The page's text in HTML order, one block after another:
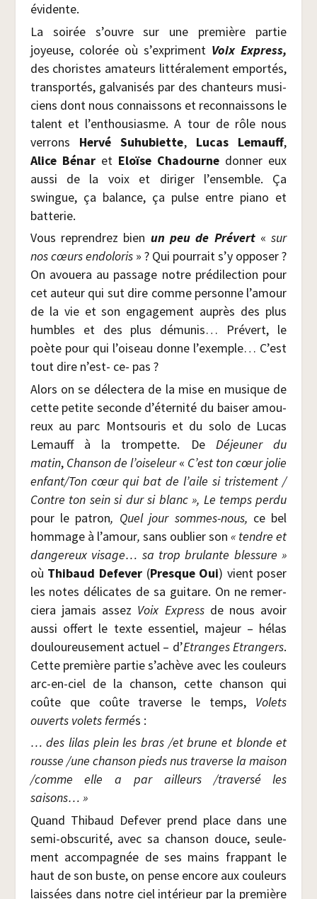
évidente.
La soi­rée s’ouvre sur une pre­mière par­tie
joyeuse, colo­rée où s’expriment Voix Express,
des cho­ristes ama­teurs lit­té­ra­le­ment empor­tés,
trans­por­tés, gal­va­ni­sés par des chan­teurs musi­
ciens dont nous connais­sons et recon­nais­sons le
talent et l’enthousiasme. A tour de rôle nous
ver­rons Her­vé Suhu­biette, Lucas Lemauff,
Alice Bénaret Eloïse Cha­dourne don­ner eux
aus­si de la voix et diri­ger l’ensemble. Ça
swingue, ça balance, ça pulse entre pia­no et
batterie.
Vous repren­drez bien un peu de Pré­vert«sur
nos cœurs endo­lo­ris» ? Qui pour­rait s’y oppo­ser ?
On avoue­ra au pas­sage notre pré­di­lec­tion pour
cet auteur qui sut dire comme per­sonne l’amour
de la vie et son enga­ge­ment auprès des plus
humbles et des plus dému­nis… Pré­vert, le
poète pour qui l’oiseau donne l’exemple… C’est
tout dire n’est- ce- pas ?
Alors on se délec­te­ra de la mise en musique de
cette petite seconde d’éternité du bai­ser amou­
reux au parc Mont­sou­ris et du solo de Lucas
Lemauff à la trom­pette. DeDéjeu­ner du
matin, Chan­son de l’oiseleur« C’est ton cœur jolie
enfant/​Ton cœur qui bat de l’aile si tris­te­ment /​
Contre ton sein si dur si blanc », Le temps per­du
pour le patron, Quel jour sommes-nous, ce bel
hom­mage à l’amour, sans oublier son « tendre et
dan­ge­reux visage… sa trop bru­lante bles­sure »
où Thi­baud Defe­ver (Presque Oui) vient poser
les notes déli­cates de sa gui­tare. On ne remer­
cie­ra jamais assez Voix Expressde nous avoir
aus­si offert le texte essen­tiel, majeur – hélas
dou­lou­reu­se­ment actuel – d’Etranges Etran­gers.
Cette pre­mière par­tie s’achève avec les cou­leurs
arc-en-ciel de la chan­son, cette chan­son qui
coûte que coûte tra­verse le temps, Volets
ouverts volets fer­més :
…des lilas plein les bras /​et brune et blonde et
rousse /​une chan­son pieds nus tra­verse la mai­son
/​comme elle a par ailleurs /​tra­ver­sé les
saisons… »
Quand Thi­baud Defe­ver prend place dans une
semi-obs­cu­ri­té, avec sa chan­son douce, seule­
ment accom­pa­gnée de ses mains frap­pant le
haut de son buste, on pense encore aux cou­leurs
lais­sées dans notre ciel inté­rieur par la pre­mière